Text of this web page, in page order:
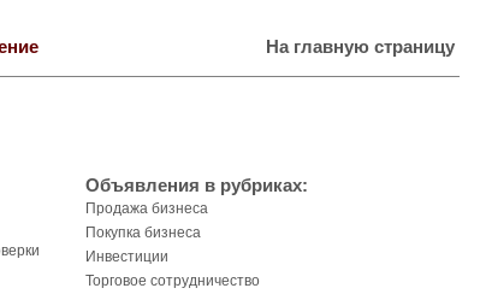
На главную страницу
Объявления в рубриках:
Продажа бизнеса
Покупка бизнеса
Инвестиции
Торговое сотрудничество